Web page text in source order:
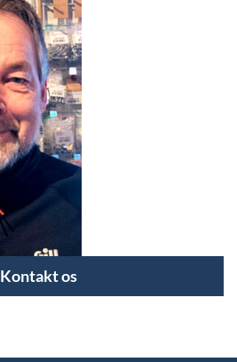
Kontakt os